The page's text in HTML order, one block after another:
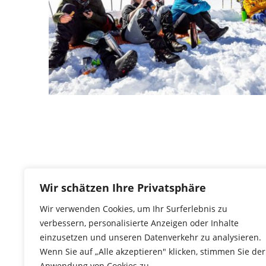
Wir schätzen Ihre Privatsphäre
Wir verwenden Cookies, um Ihr Surferlebnis zu
verbessern, personalisierte Anzeigen oder Inhalte
einzusetzen und unseren Datenverkehr zu analysieren.
Wenn Sie auf „Alle akzeptieren" klicken, stimmen Sie der